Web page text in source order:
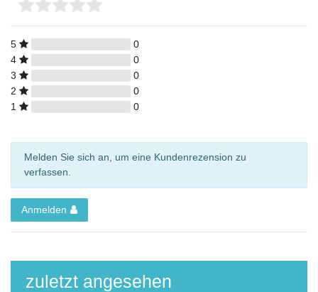
5
0
4
0
3
0
2
0
1
0
Melden Sie sich an, um eine Kundenrezension zu
verfassen.
Anmelden
zuletzt angesehen